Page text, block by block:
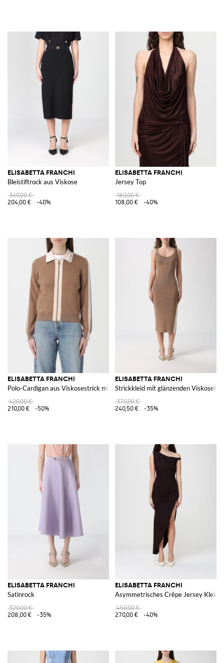
ELISABETTA FRANCHI
Bleistiftrock aus Viskose
340,00 €
204,00 €
-40%
ELISABETTA FRANCHI
Jersey Top
180,00 €
108,00 €
-40%
ELISABETTA FRANCHI
Polo-Cardigan aus Viskosestrick mit Logo
420,00 €
210,00 €
-50%
ELISABETTA FRANCHI
Strickkleid mit glänzenden
370,00 €
240,50 €
-35%
ELISABETTA FRANCHI
Satinrock
320,00 €
208,00 €
-35%
ELISABETTA FRANCHI
Asymmetrisches Crêpe Jersey Kleid
450,00 €
270,00 €
-40%